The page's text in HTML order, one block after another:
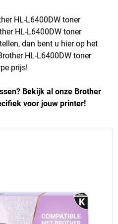
HL-L6400DW toner
HL-L6400DW toner
dan bent u hier op het
HL-L6400DW toner
prijs!
Bekijk al onze Brother
voor jouw printer!